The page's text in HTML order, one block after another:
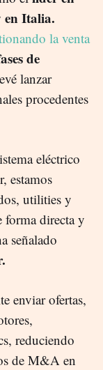
en Italia.
la venta
de
lanzar
procedentes
eléctrico
estamos
utilities y
forma directa y
señalado
enviar ofertas,
reduciendo
de M&A en